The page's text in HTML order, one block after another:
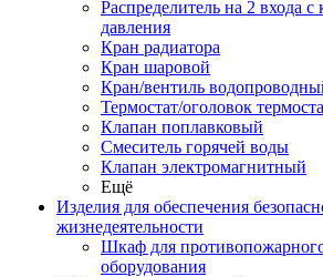
Распределитель на 2 входа с
давления
Кран радиатора
Кран шаровой
Кран/вентиль
Термостат/оголовок
Клапан поплавковый
Смеситель горячей воды
Клапан электромагнитный
Ещё
Изделия для обеспечения
жизнедеятельности
Шкаф для
оборудования